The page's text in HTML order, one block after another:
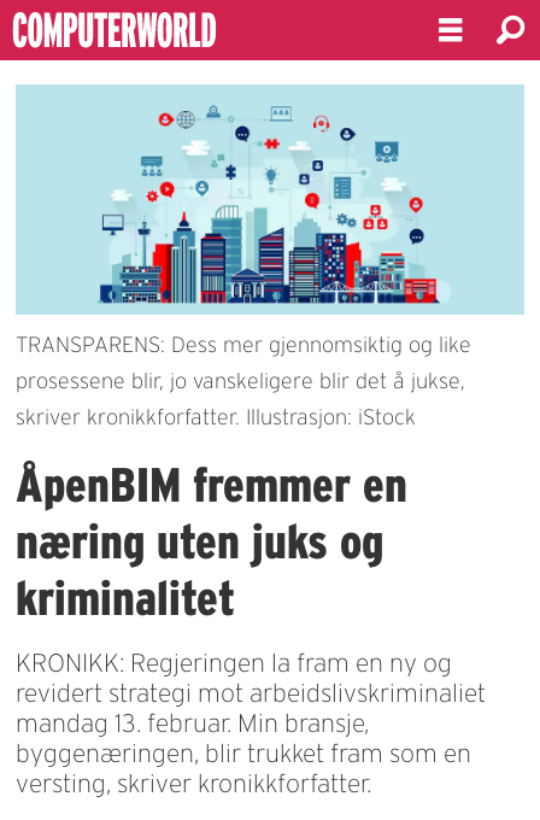
TRANSPARENS: Dess mer gjennomsiktig og like
prosessene blir, jo vanskeligere blir det å jukse,
skriver kronikkforfatter. Illustrasjon: iStock
ÅpenBIM fremmer en
næring uten juks og
kriminalitet
KRONIKK: Regjeringen la fram en ny og
revidert strategi mot arbeidslivskriminaliet
mandag 13. februar. Min bransje,
byggenæringen, blir trukket fram som en
versting, skriver kronikkforfatter.